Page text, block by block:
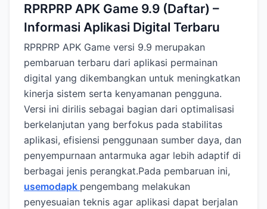
RPRPRP APK Game 9.9 (Daftar) –
Informasi Aplikasi Digital Terbaru
RPRPRP APK Game versi 9.9 merupakan
pembaruan terbaru dari aplikasi permainan
digital yang dikembangkan untuk meningkatkan
kinerja sistem serta kenyamanan pengguna.
Versi ini dirilis sebagai bagian dari optimalisasi
berkelanjutan yang berfokus pada stabilitas
aplikasi, efisiensi penggunaan sumber daya, dan
penyempurnaan antarmuka agar lebih adaptif di
berbagai jenis perangkat.Pada pembaruan ini,
usemodapk pengembang melakukan
penyesuaian teknis agar aplikasi dapat berjalan